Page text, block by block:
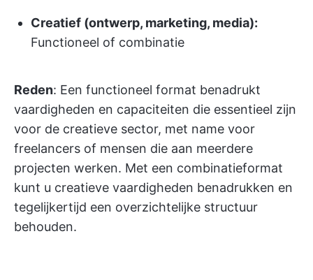
Creatief (ontwerp, marketing, media):
Functioneel of combinatie
Reden: Een functioneel format benadrukt
vaardigheden en capaciteiten die essentieel zijn
voor de creatieve sector, met name voor
freelancers of mensen die aan meerdere
projecten werken. Met een combinatieformat
kunt u creatieve vaardigheden benadrukken en
tegelijkertijd een overzichtelijke structuur
behouden.